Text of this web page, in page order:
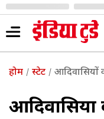
होम स्टेट आदिवासियों